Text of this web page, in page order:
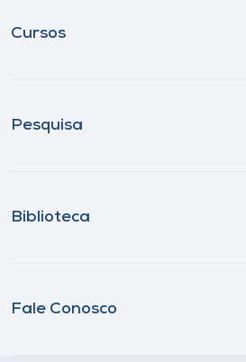
Cursos
Pesquisa
Biblioteca
Fale Conosco